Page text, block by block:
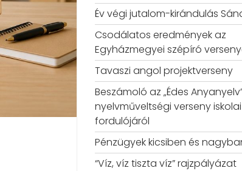
Év végi jutalom-kirándulás
Csodálatos eredmények az
Egyházmegyei szépíró
Tavaszi angol projektverseny
Beszámoló az „Édes
nyelvműveltségi verseny iskolai
fordulójáról
Pénzügyek kicsiben és
“Víz, víz tiszta víz” rajzpályázat